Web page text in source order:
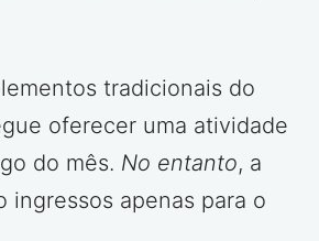
tradicionais do
oferecer uma atividade
do mês. No entanto, a
ingressos apenas para o